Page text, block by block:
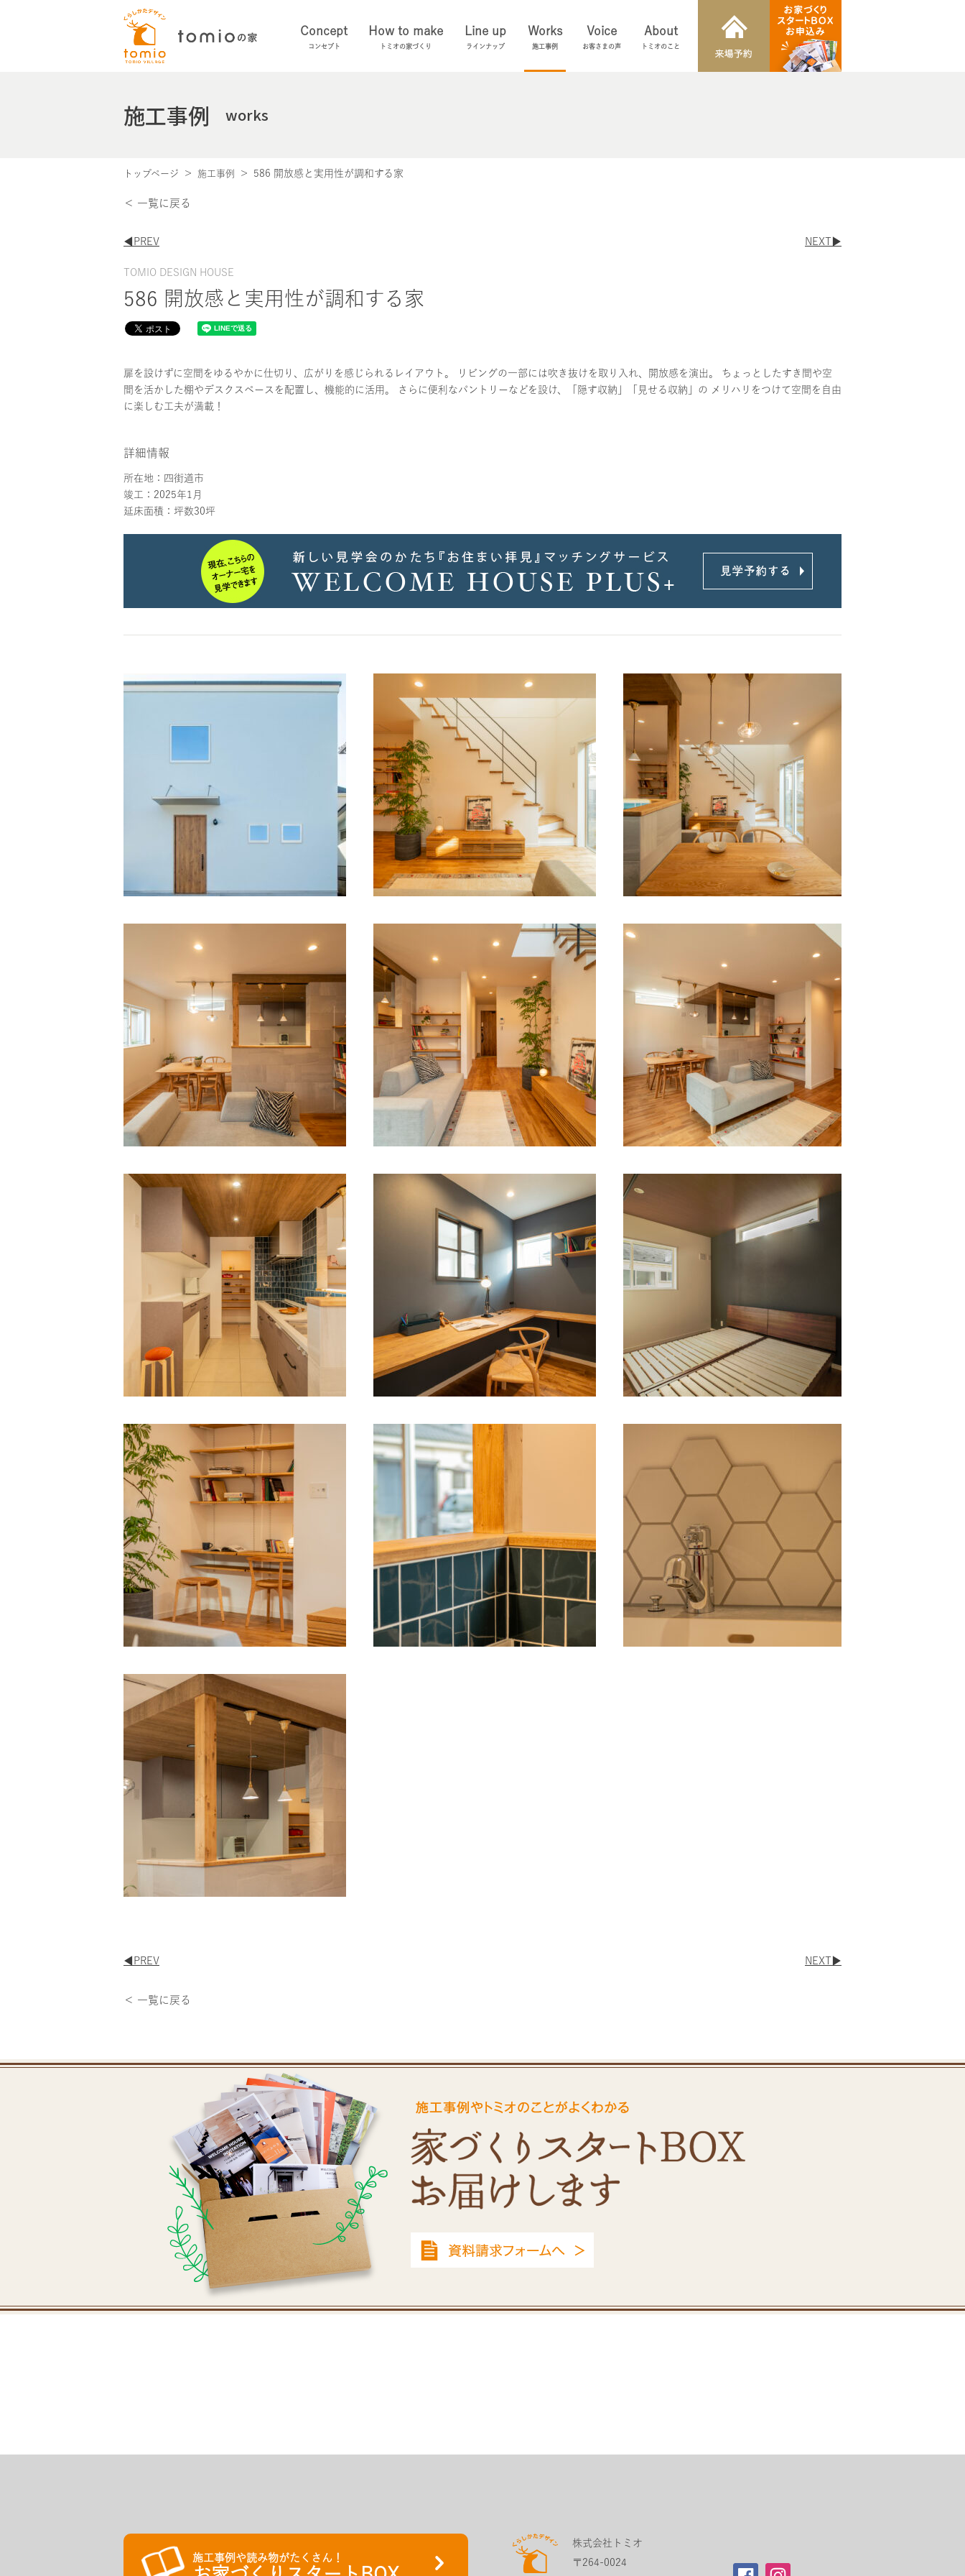
Concept
コンセプト
How to make
トミオの家づくり
Line up
ラインナップ
Works
施工事例
Voice
お客さまの声
About
トミオのこと
施工事例 works
トップページ 施工事例 586 開放感と実用性が調和する家
＜ 一覧に戻る
◀︎PREV NEXT▶︎
TOMIO DESIGN HOUSE
586 開放感と実用性が調和する家
扉を設けずに空間をゆるやかに仕切り、広がりを感じられるレイアウト。 リビングの一部には吹き抜けを取り入れ、開放感を演出。 ちょっとしたすき間や空
間を活かした棚やデスクスペースを配置し、機能的に活用。 さらに便利なパントリーなどを設け、「隠す収納」「見せる収納」の メリハリをつけて空間を自由
に楽しむ工夫が満載！
詳細情報
所在地：四街道市
竣工：2025年1月
延床面積：坪数30坪
◀︎PREV NEXT▶︎
＜ 一覧に戻る
施工事例や読み物がたくさん！
株式会社トミオ
〒264-0024